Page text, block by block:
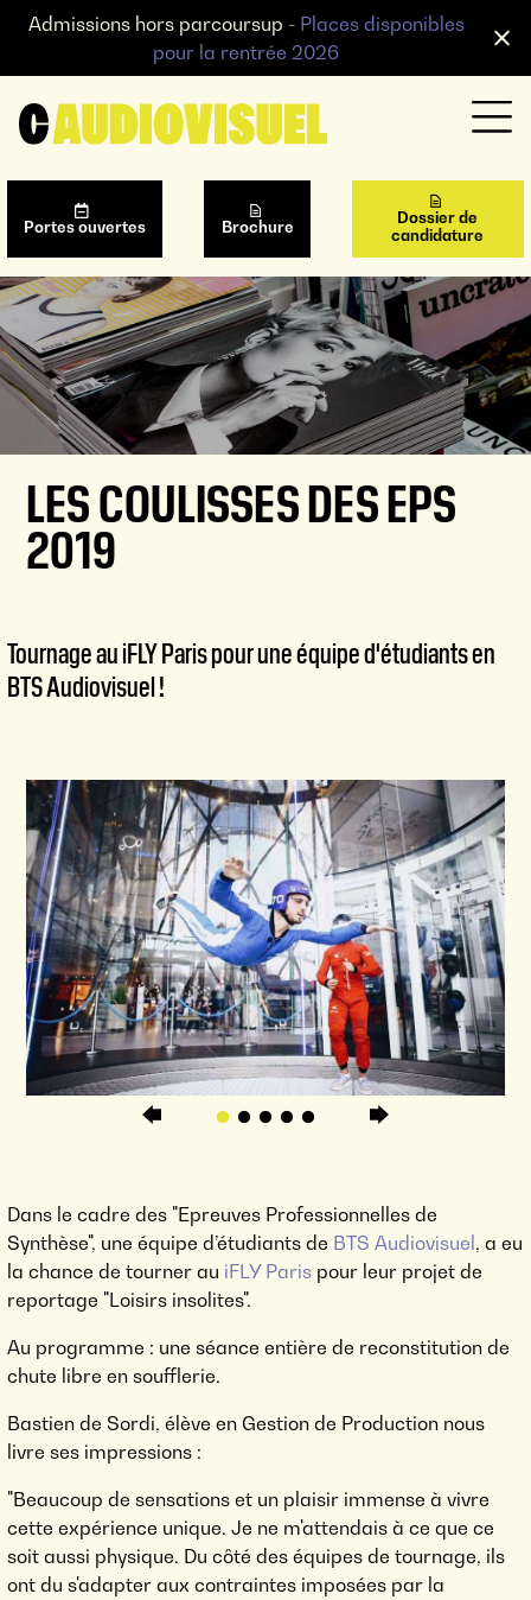
LES COULISSES DES EPS
2019
Tournage au iFLY Paris pour une équipe d'étudiants en
BTS Audiovisuel !
Dans le cadre des "Epreuves Professionnelles de
Synthèse", une équipe d’étudiants de BTS Audiovisuel , a eu
la chance de tourner au iFLY Paris pour leur projet de
reportage "Loisirs insolites".
Au programme : une séance entière de reconstitution de
chute libre en soufflerie.
Bastien de Sordi, élève en Gestion de Production nous
livre ses impressions :
"Beaucoup de sensations et un plaisir immense à vivre
cette expérience unique. Je ne m'attendais à ce que ce
soit aussi physique. Du côté des équipes de tournage, ils
ont du s'adapter aux contraintes imposées par la
Admissions hors parcoursup - Places disponibles
pour la rentrée 2026
Portes ouvertes Brochure
Dossier de
candidature